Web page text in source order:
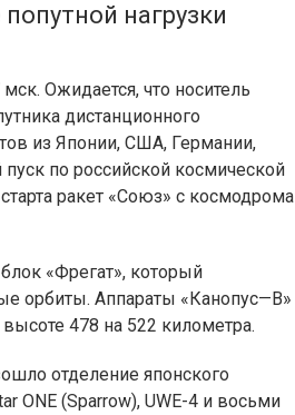
нагрузки
Ожидается, что носитель
дистанционного
из Японии, США, Германии,
по российской космической
ракет «Союз» с космодрома
«Фрегат», который
орбиты. Аппараты «Канопус—В»
478 на 522 километра.
отделение японского
ONE (Sparrow), UWE-4 и восьми